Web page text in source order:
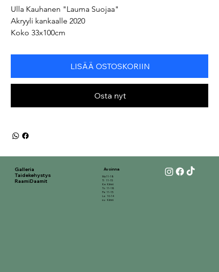
Ulla Kauhanen "Lauma Suojaa"
Akryyli kankaalle 2020
Koko 33x100cm
LISÄÄ OSTOSKORIIN
Osta nyt
Galleria
Taidekehystys
RaamiDaamit
Ma 11-18
Ti 11-15
Ke Kiinni
To 11-18
Pe 11-15
La 10-14
su Kiinni
Avoinna